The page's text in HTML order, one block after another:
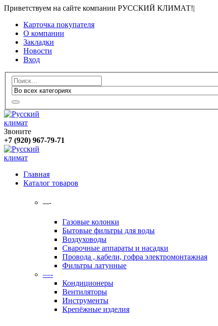
Приветствуем на сайте компании РУССКИЙ КЛИМАТ!|
Карточка покупателя
О компании
Закладки
Новости
Вход
Звоните
+7 (920) 967-79-71
Главная
Каталог товаров
—-
Газовые колонки
Бытовые фильтры для воды
Воздуховоды
Сварочные аппараты и насадки
Провода , кабели, гофра электромонтажная
Фильтры латунные
—-
Кондиционеры
Вентиляторы
Инструменты
Крепёжные изделия